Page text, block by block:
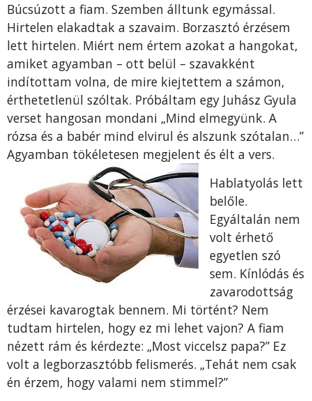
Búcsúzott a fiam. Szemben álltunk egymással.
Hirtelen elakadtak a szavaim. Borzasztó érzésem
lett hirtelen. Miért nem értem azokat a hangokat,
amiket agyamban – ott belül – szavakként
indítottam volna, de mire kiejtettem a számon,
érthetetlenül szóltak. Próbáltam egy Juhász Gyula
verset hangosan mondani „Mind elmegyünk. A
rózsa és a babér mind elvirul és alszunk szótalan…”
Agyamban tökéletesen megjelent és élt a vers.
Hablatyolás lett
belőle.
Egyáltalán nem
volt érhető
egyetlen szó
sem. Kínlódás és
zavarodottság
érzései kavarogtak bennem. Mi történt? Nem
tudtam hirtelen, hogy ez mi lehet vajon? A fiam
nézett rám és kérdezte: „Most viccelsz papa?” Ez
volt a legborzasztóbb felismerés. „Tehát nem csak
én érzem, hogy valami nem stimmel?”